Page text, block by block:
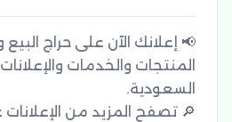
📢 إعلانك الآن على حراج
المنتجات والخدمات
🔎 تصفح المزيد من الإعلانات